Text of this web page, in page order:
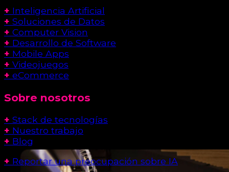
+ Inteligencia Artificial
+ Soluciones de Datos
+ Computer Vision
+ Desarrollo de Software
+ Mobile Apps
+ Videojuegos
+ eCommerce
Sobre nosotros
+ Stack de tecnologías
+ Nuestro trabajo
+ Blog
+ Reportar una preocupación sobre IA